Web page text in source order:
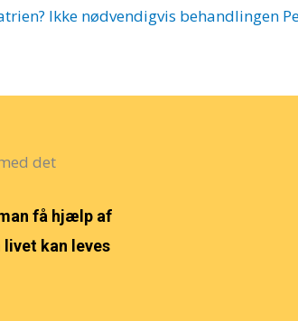
Ikke nødvendigvis behandlingen
det
få hjælp af
kan leves